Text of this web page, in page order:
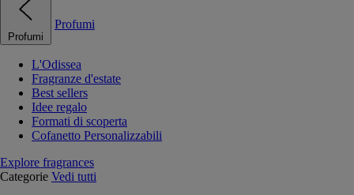
Profumi
Profumi
L'Odissea
Fragranze d'estate
Best sellers
Idee regalo
Formati di scoperta
Cofanetto Personalizzabili
Explore fragrances
Categorie Vedi tutti